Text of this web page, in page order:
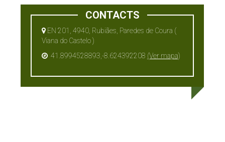
CONTACTS
EN 201, 4940, Rubiães, Paredes de Coura (
Viana do Castelo )
41.8994528893,-8.624392208 (Ver mapa)